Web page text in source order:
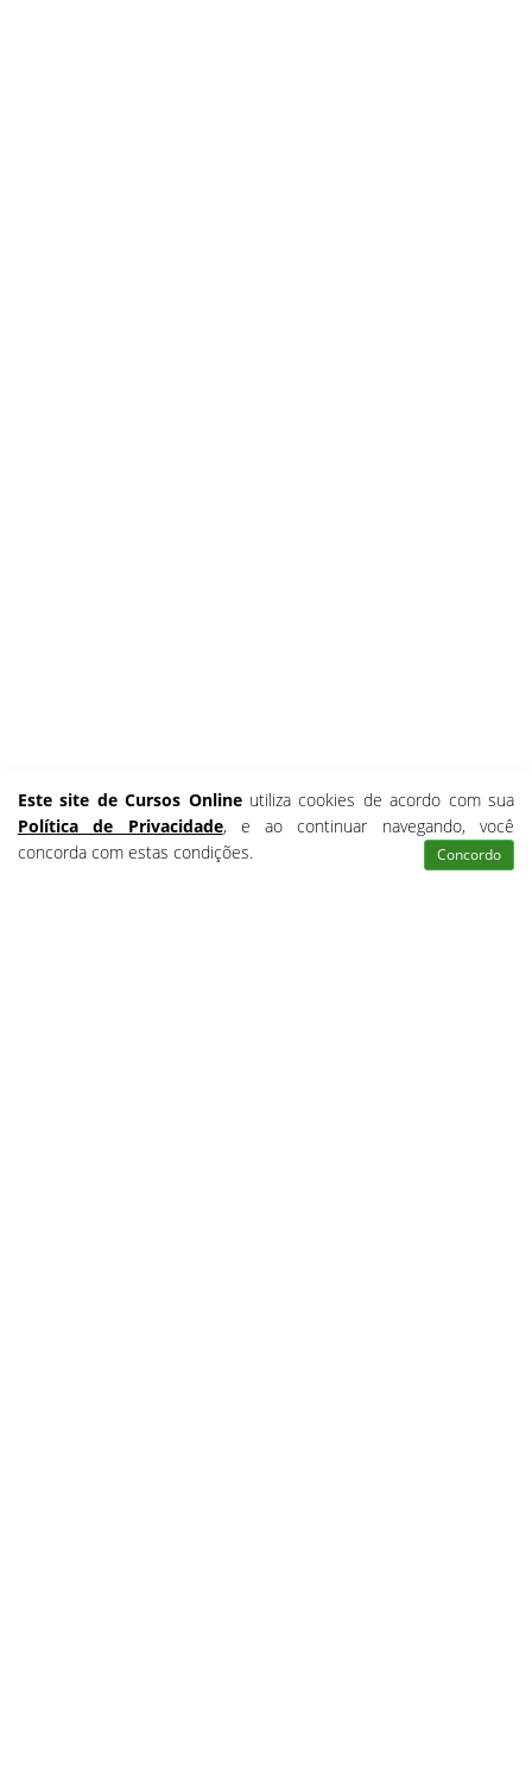
Este site de Cursos Onlineutiliza cookies de acordo com sua
Política de Privacidade, e ao continuar navegando, você
concorda com estas condições.
Concordo
Pesquisar Matrículas